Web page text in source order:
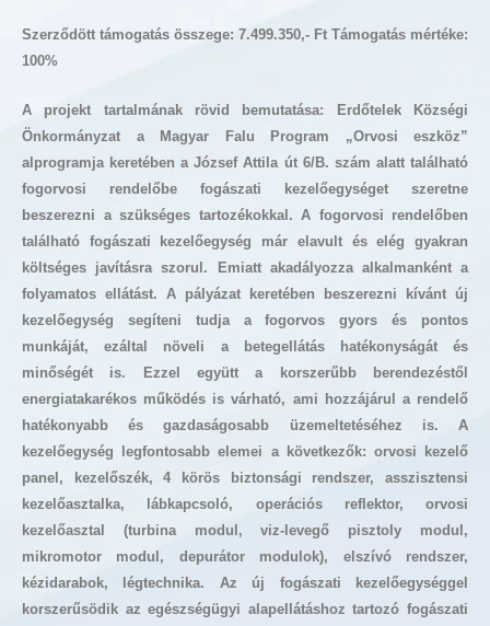
Szerződött támogatás összege: 7.499.350,- Ft Támogatás mértéke:
100%
A projekt tartalmának rövid bemutatása: Erdőtelek Községi
Önkormányzat a Magyar Falu Program „Orvosi eszköz”
alprogramja keretében a József Attila út 6/B. szám alatt található
fogorvosi rendelőbe fogászati kezelőegységet szeretne
beszerezni a szükséges tartozékokkal. A fogorvosi rendelőben
található fogászati kezelőegység már elavult és elég gyakran
költséges javításra szorul. Emiatt akadályozza alkalmanként a
folyamatos ellátást. A pályázat keretében beszerezni kívánt új
kezelőegység segíteni tudja a fogorvos gyors és pontos
munkáját, ezáltal növeli a betegellátás hatékonyságát és
minőségét is. Ezzel együtt a korszerűbb berendezéstől
energiatakarékos működés is várható, ami hozzájárul a rendelő
hatékonyabb és gazdaságosabb üzemeltetéséhez is. A
kezelőegység legfontosabb elemei a következők: orvosi kezelő
panel, kezelőszék, 4 körös biztonsági rendszer, asszisztensi
kezelőasztalka, lábkapcsoló, operációs reflektor, orvosi
kezelőasztal (turbina modul, viz-levegő pisztoly modul,
mikromotor modul, depurátor modulok), elszívó rendszer,
kézidarabok, légtechnika. Az új fogászati kezelőegységgel
korszerűsödik az egészségügyi alapellátáshoz tartozó fogászati